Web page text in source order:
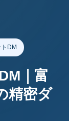
DM
｜富
精密ダ